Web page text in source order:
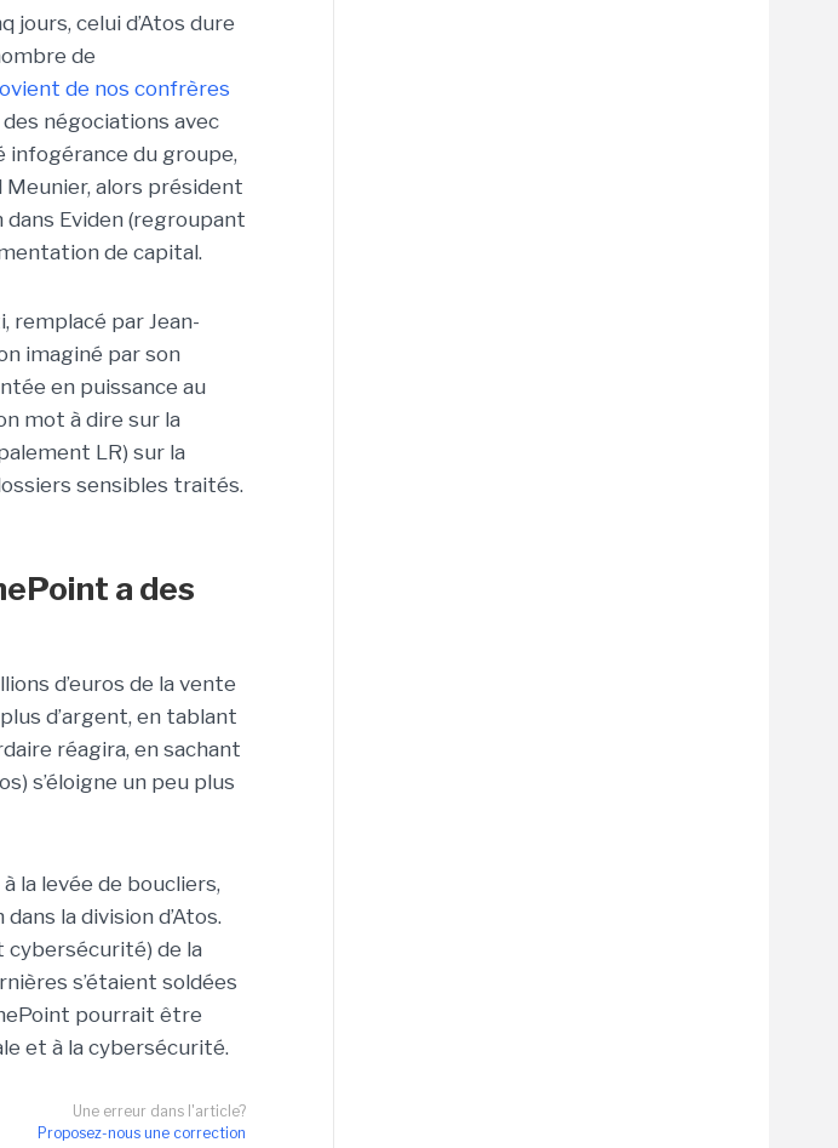
jours, celui d’Atos dure
de
de nos confrères
négociations avec
infogérance du groupe,
alors président
dans Eviden (regroupant
de capital.
remplacé par Jean-
imaginé par son
en puissance au
mot à dire sur la
LR) sur la
sensibles traités.
a des
d’euros de la vente
d’argent, en tablant
réagira, en sachant
s’éloigne un peu plus
la levée de boucliers,
la division d’Atos.
cybersécurité) de la
s’étaient soldées
pourrait être
et à la cybersécurité.
Une erreur dans l'article?
Proposez-nous une correction